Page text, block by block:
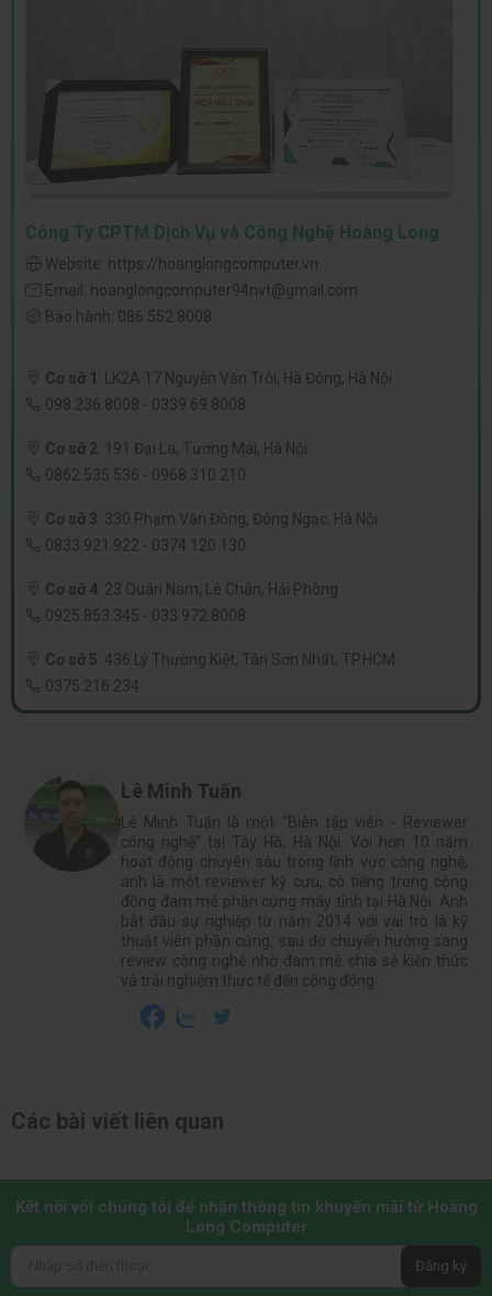
Công Ty CPTM Dịch Vụ và Công Nghệ Hoàng Long
Website: https://hoanglongcomputer.vn
Email: hoanglongcomputer94nvt@gmail.com
Bảo hành: 086.552.8008
Cơ sở 1: LK2A 17 Nguyễn Văn Trỗi, Hà Đông, Hà Nội
098.236.8008 - 0339.69.8008
Cơ sở 2: 191 Đại La, Tương Mai, Hà Nội
0862.535.536 - 0968.310.210
Cơ sở 3: 330 Phạm Văn Đồng, Đông Ngạc, Hà Nội
0833.921.922 - 0374.120.130
Cơ sở 4: 23 Quán Nam, Lê Chân, Hải Phòng
0925.853.345 - 033.972.8008
Cơ sở 5: 436 Lý Thường Kiệt, Tân Sơn Nhất, TP.HCM
0375.216.234
Lê Minh Tuấn
Lê Minh Tuấn là một “Biên tập viên - Reviewer
công nghệ” tại Tây Hồ, Hà Nội. Với hơn 10 năm
hoạt động chuyên sâu trong lĩnh vực công nghệ,
anh là một reviewer kỳ cựu, có tiếng trong cộng
đồng đam mê phần cứng máy tính tại Hà Nội. Anh
bắt đầu sự nghiệp từ năm 2014 với vai trò là kỹ
thuật viên phần cứng, sau đó chuyển hướng sang
review công nghệ nhờ đam mê chia sẻ kiến thức
và trải nghiệm thực tế đến cộng đồng.
Các bài viết liên quan
Kết nối với chúng tôi để nhận thông tin khuyến mãi từ Hoàng
Long Computer
Đăng ký